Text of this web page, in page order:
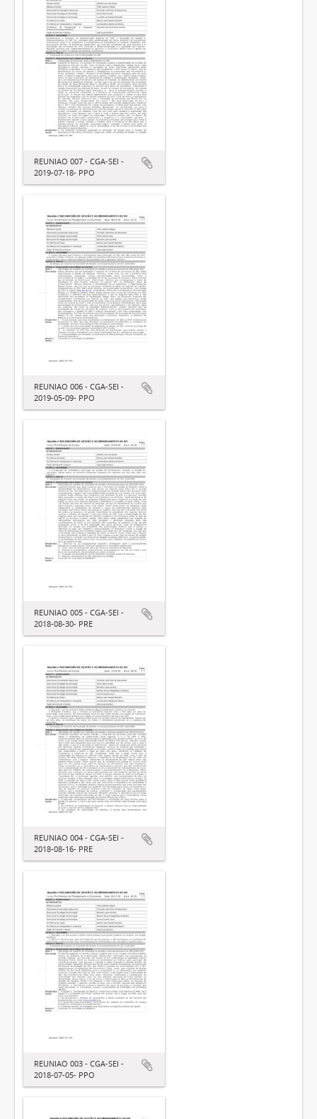
REUNIAO 007 - CGA-SEI -
2019-07-18- PPO
REUNIAO 006 - CGA-SEI -
2019-05-09- PPO
REUNIAO 005 - CGA-SEI -
2018-08-30- PRE
REUNIAO 004 - CGA-SEI -
2018-08-16- PRE
REUNIAO 003 - CGA-SEI -
2018-07-05- PPO